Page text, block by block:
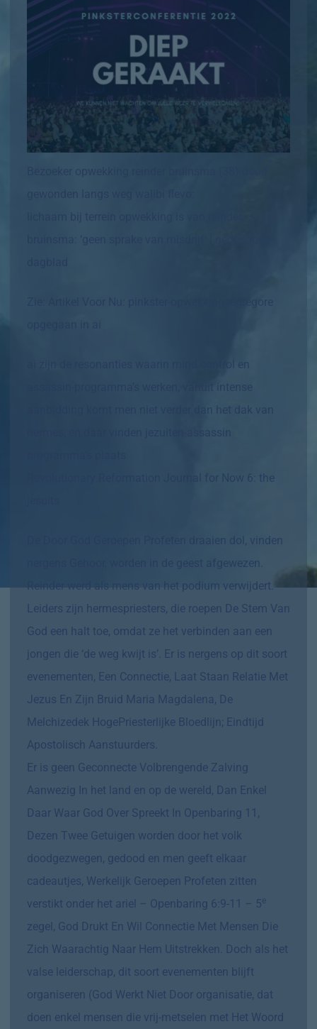
Revolutionary Reformation Journal for Now 6: the
De Door God Geroepen Profeten draaien dol, vinden
nergens Gehoor, worden in de geest afgewezen.
Reinder werd als mens van het podium verwijdert.
Leiders zijn hermespriesters, die roepen De Stem Van
God een halt toe, omdat ze het verbinden aan een
jongen die ‘de weg kwijt is’. Er is nergens op dit soort
evenementen, Een Connectie, Laat Staan Relatie Met
Jezus En Zijn Bruid Maria Magdalena, De
Melchizedek HogePriesterlijke Bloedlijn; Eindtijd
Apostolisch Aanstuurders.
Er is geen Geconnecte Volbrengende Zalving
Aanwezig In het land en op de wereld, Dan Enkel
Daar Waar God Over Spreekt In Openbaring 11,
Dezen Twee Getuigen worden door het volk
doodgezwegen, gedood en men geeft elkaar
cadeautjes, Werkelijk Geroepen Profeten zitten
verstikt onder het ariel – Openbaring 6:9-11 – 5e
zegel, God Drukt En Wil Connectie Met Mensen Die
Zich Waarachtig Naar Hem Uitstrekken. Doch als het
valse leiderschap, dit soort evenementen blijft
organiseren (God Werkt Niet Door organisatie, dat
doen enkel mensen die vrij-metselen met Het Woord